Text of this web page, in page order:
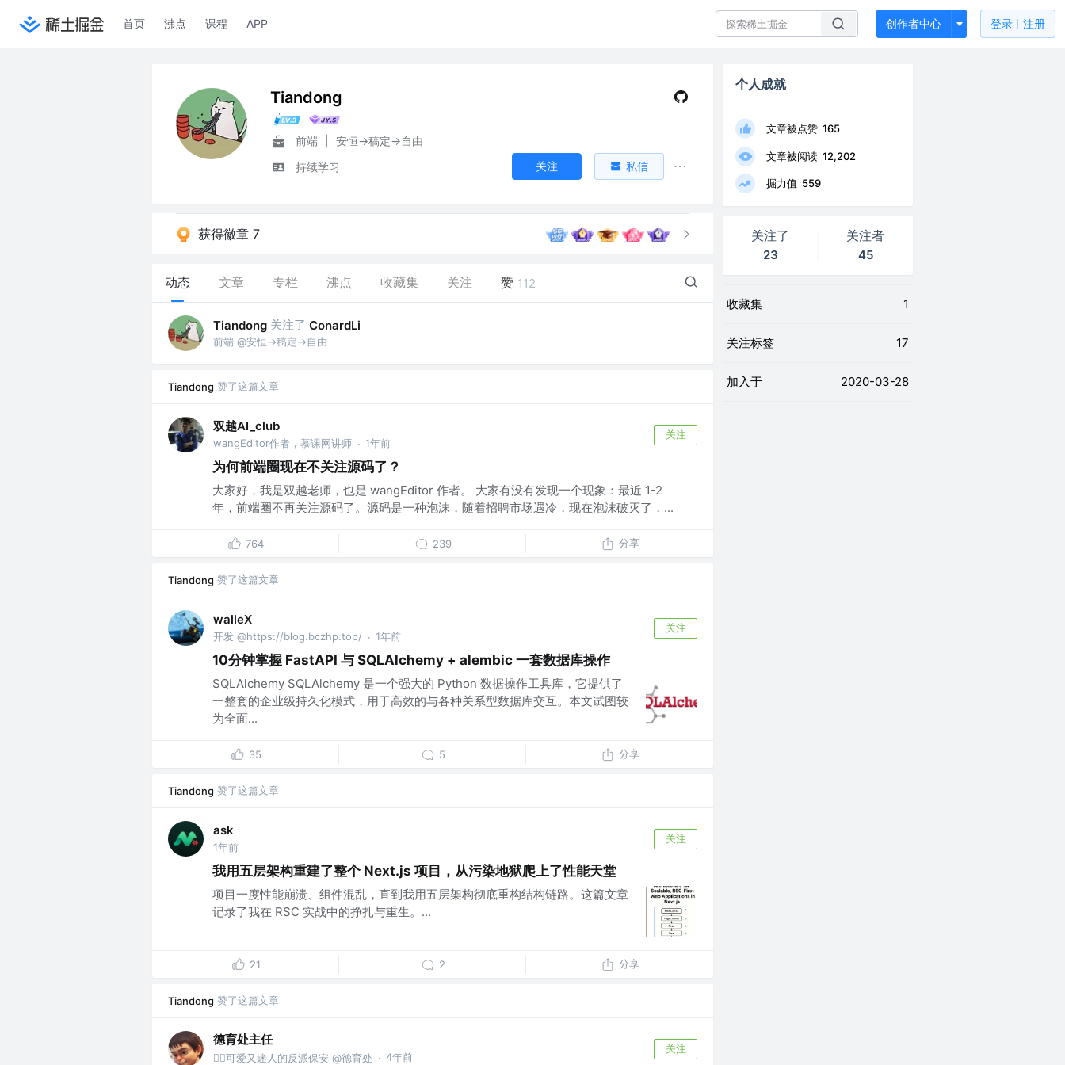
首页 沸点 课程 APP 创作者中心 登录 注册
Tiandong
前端
安恒->稿定->自由
持续学习
关注 私信
获得徽章 7
动态 文章 专栏 沸点 收藏集 关注 赞 112
Tiandong 关注了 ConardLi
前端 @安恒->稿定->自由
Tiandong 赞了这篇文章
双越AI_club
wangEditor作者，慕课网讲师 · 1年前
关注
为何前端圈现在不关注源码了？
大家好，我是双越老师，也是 wangEditor 作者。 大家有没有发现一个现象：最近 1-2
年，前端圈不再关注源码了。源码是一种泡沫，随着招聘市场遇冷，现在泡沫破灭了，...
764 239 分享
Tiandong 赞了这篇文章
walleX
开发 @https://blog.bczhp.top/ · 1年前
关注
10分钟掌握 FastAPI 与 SQLAlchemy + alembic 一套数据库操作
SQLAlchemy SQLAlchemy 是一个强大的 Python 数据操作工具库，它提供了
一整套的企业级持久化模式，用于高效的与各种关系型数据库交互。本文试图较
为全面...
35 5 分享
Tiandong 赞了这篇文章
ask
1年前
关注
我用五层架构重建了整个 Next.js 项目，从污染地狱爬上了性能天堂
项目一度性能崩溃、组件混乱，直到我用五层架构彻底重构结构链路。这篇文章
记录了我在 RSC 实战中的挣扎与重生。...
21 2 分享
Tiandong 赞了这篇文章
德育处主任
👮‍♂️可爱又迷人的反派保安 @德育处 · 4年前
关注
个人成就
文章被点赞 165
文章被阅读 12,202
掘力值 559
关注了
23
关注者
45
收藏集 1
关注标签 17
加入于 2020-03-28